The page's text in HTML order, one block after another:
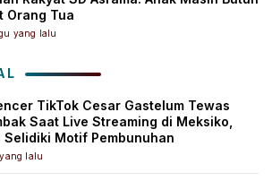
Orang Tua
yang lalu
TikTok Cesar Gastelum Tewas
Saat Live Streaming di Meksiko,
Selidiki Motif Pembunuhan
lalu